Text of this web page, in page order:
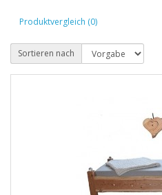
Produktvergleich (0)
Sortieren nach